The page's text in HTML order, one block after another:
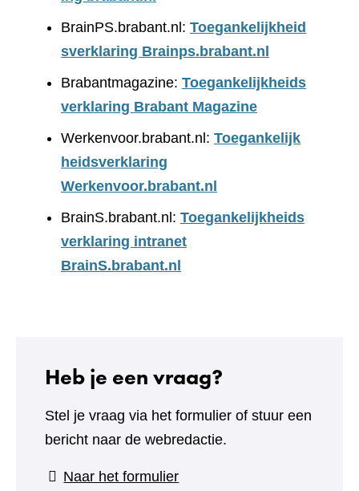
BrainPS.brabant.nl: Toegankelijkheid
sverklaring Brainps.brabant.nl
Brabantmagazine: Toegankelijkheids
verklaring Brabant Magazine
Werkenvoor.brabant.nl: Toegankelijk
heidsverklaring
Werkenvoor.brabant.nl
BrainS.brabant.nl: Toegankelijkheids
verklaring intranet
BrainS.brabant.nl
Heb je een vraag?
Stel je vraag via het formulier of stuur een
bericht naar de webredactie.
Naar het formulier(verwijst